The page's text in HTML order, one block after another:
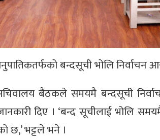
बन्दसूची भोलि निर्वाचन
बैठकले समयमै बन्दसूची
दिए । ‘बन्द सूचीलाई भोलि
छ,’ भट्टले भने ।